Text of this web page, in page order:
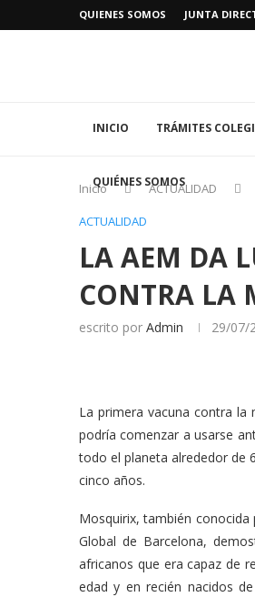
QUIENES SOMOS JUNTA
INICIO TRÁMITES
QUIÉNES SOMOS
Inicio ACTUALIDAD
ACTUALIDAD
LA AEM DA
CONTRA LA
escrito por Admin 29/07/
La primera vacuna contra la
podría comenzar a usarse
todo el planeta alrededor de
cinco años.
Mosquirix, también
Global de Barcelona,
africanos que era capaz de
edad y en recién nacidos